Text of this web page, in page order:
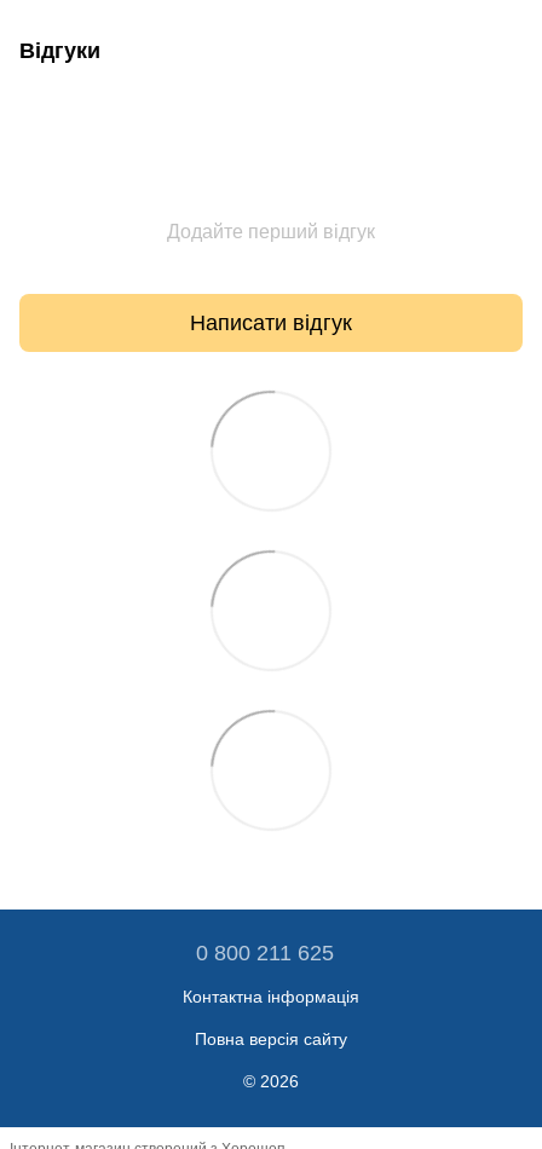
Відгуки
Додайте перший відгук
Написати відгук
0 800 211 625
Контактна інформація
Повна версія сайту
© 2026